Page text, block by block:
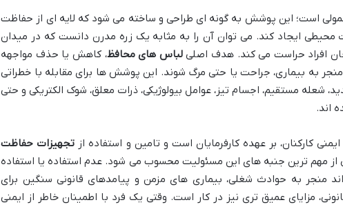
است؛ این پوشش به گونه ای طراحی و ساخته می شود که لایه ای از حفاظت
ایجاد کند. می توان آن را به مثابه یک زره مدرن دانست که در میدان
افراد حراست می کند. هدف اصلیلباس های محافظ، کاهش یا حذف مواجهه
به بیماری، جراحت یا حتی مرگ شوند. این پوشش ها برای مقابله با خطراتی
شعله مستقیم، اجسام تیز، عوامل بیولوژیکی، ذرات معلق، شوک الکتریکی و حتی
اند.
کارکنان، بر عهده کارفرمایان است و تامین و استفاده از تجهیزات حفاظت
از مهم ترین جنبه های این مسئولیت محسوب می شود. عدم استفاده یا استفاده
منجر به حوادث شغلی، بیماری های مزمن و پیامدهای قانونی سنگین برای
مزایای عمیق تری نیز در کار است. وقتی یک فرد با اطمینان خاطر از ایمنی